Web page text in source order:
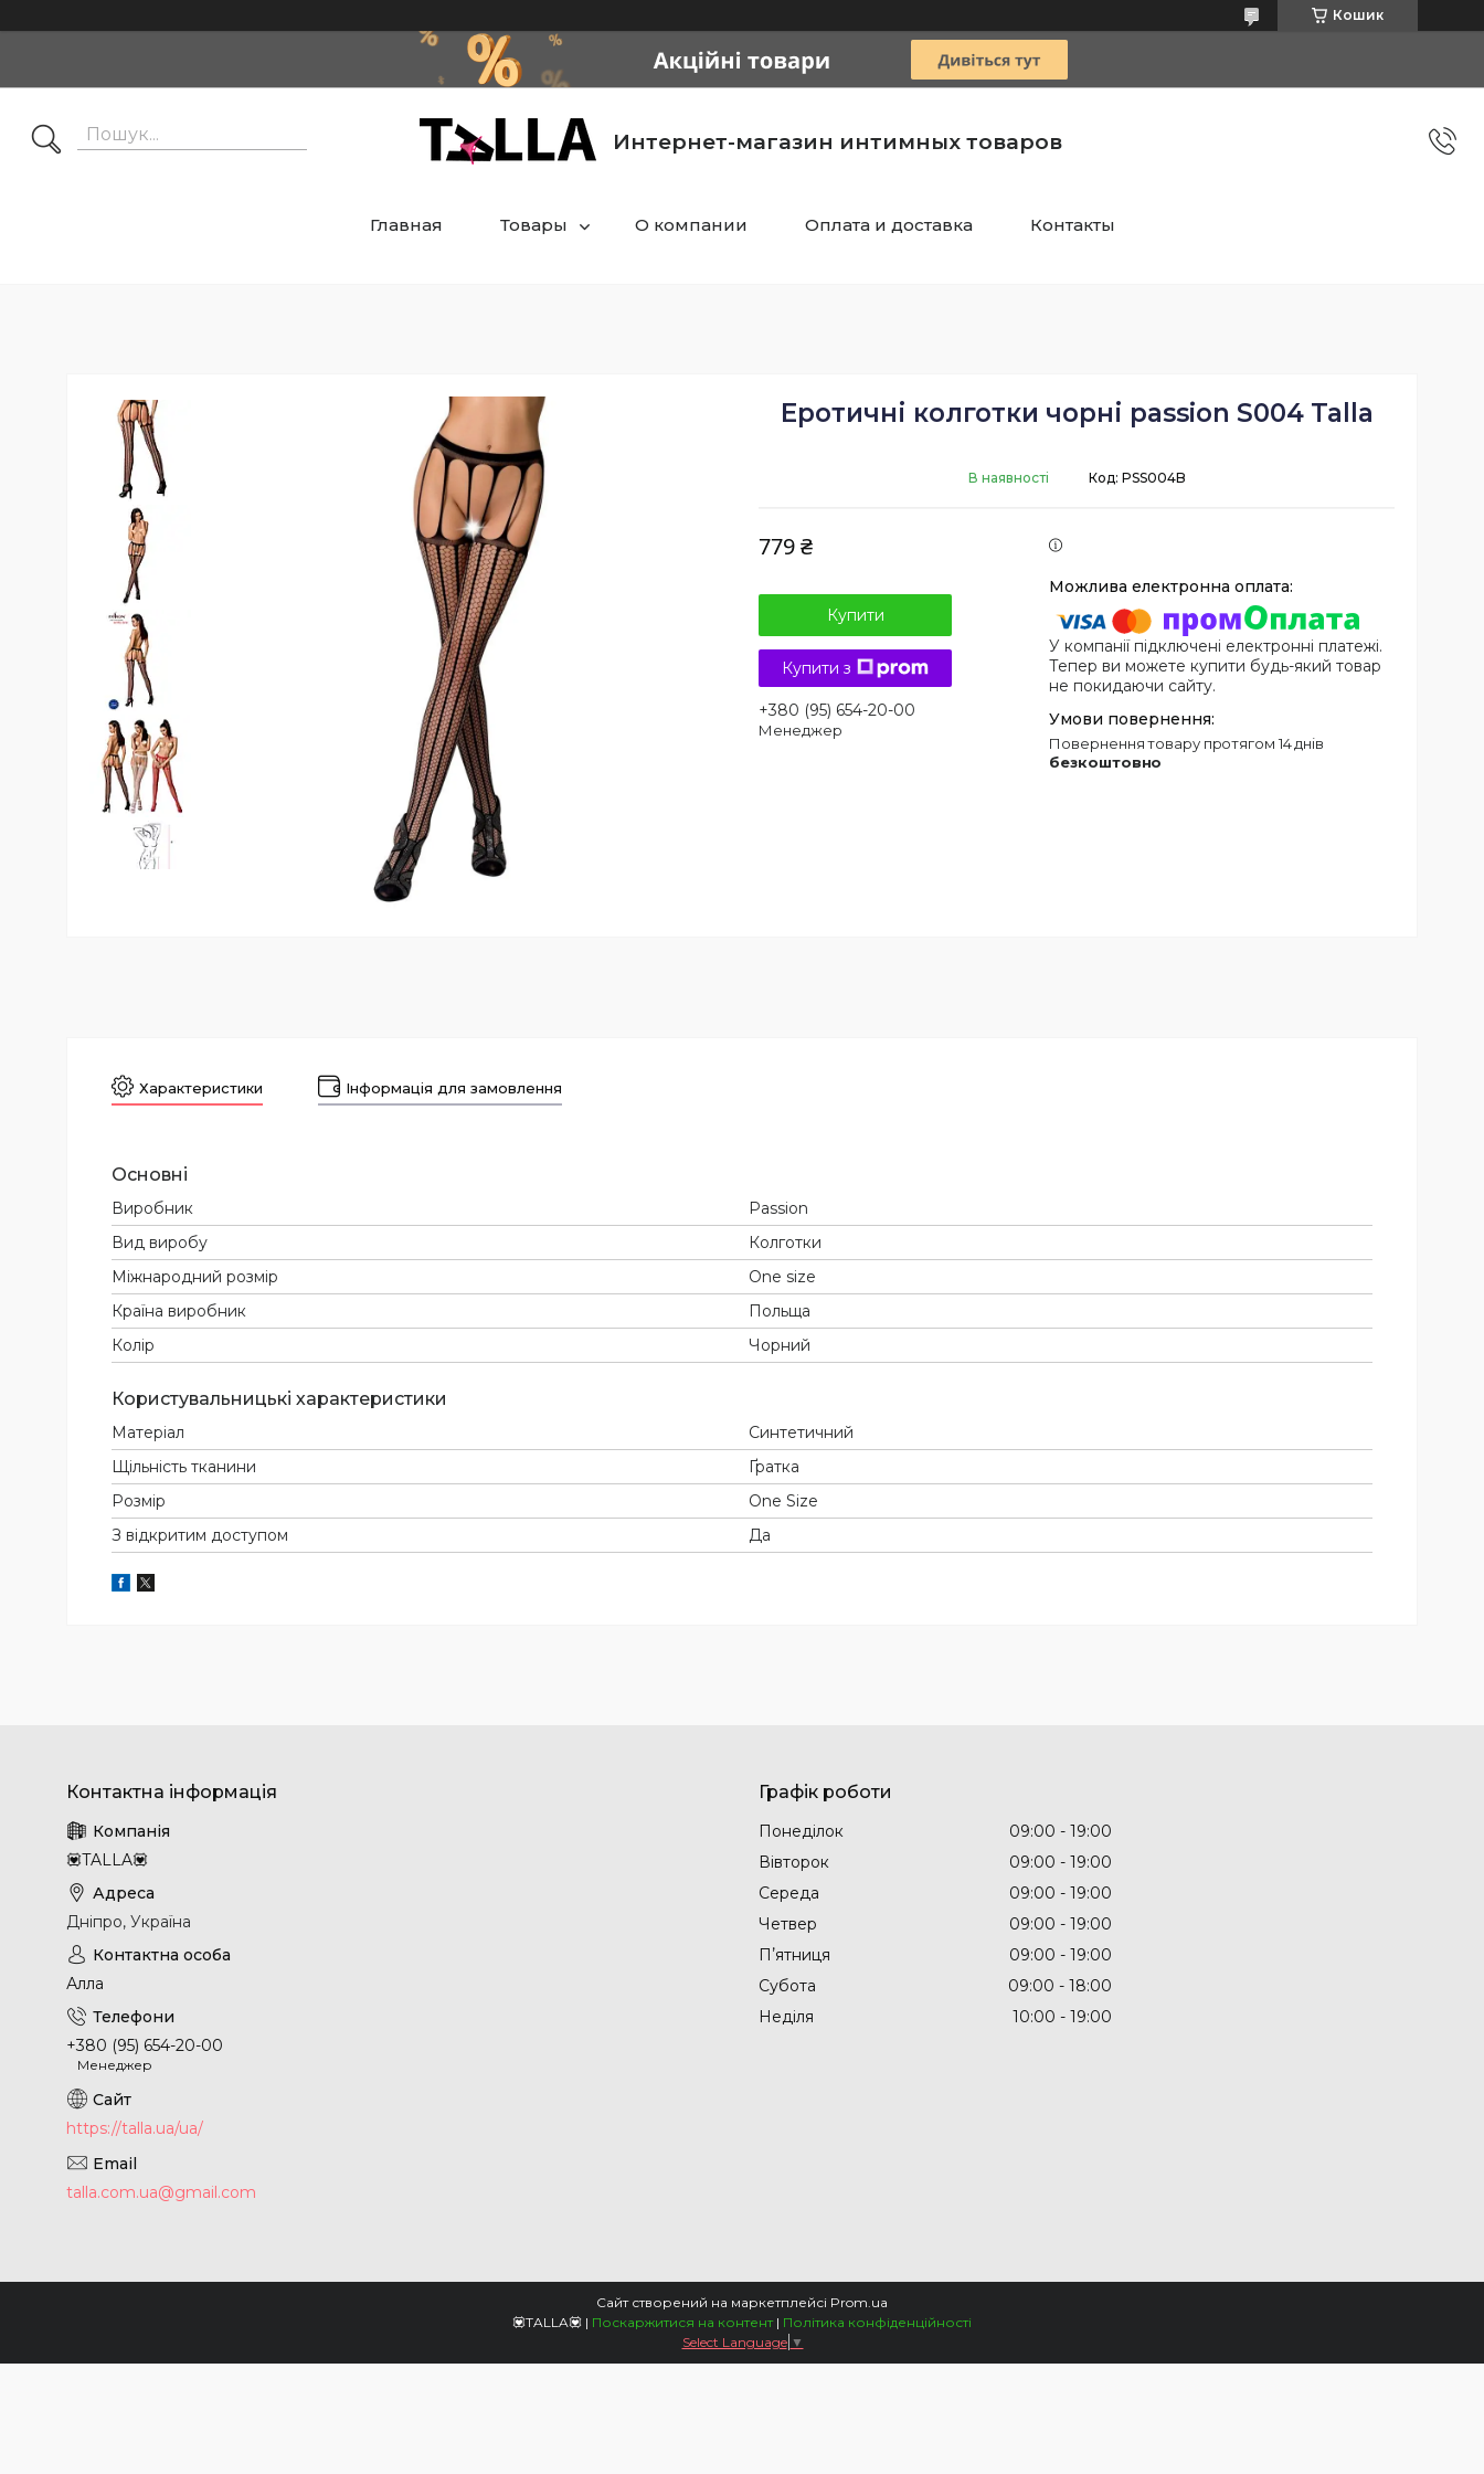
Кошик
Интернет-магазин интимных товаров
Главная Товары О компании Оплата и доставка Контакты
Еротичні колготки чорні passion S004 Talla
В наявності Код: PSS004B
779 ₴
Купити
Купити з
+380 (95) 654-20-00
Менеджер
У компанії підключені електронні платежі.
Тепер ви можете купити будь-який товар
не покидаючи сайту.
повернення товару протягом 14 днів
безкоштовно
Характеристики Інформація для замовлення
Основні
Виробник
Passion
Вид виробу
Колготки
Міжнародний розмір
One size
Країна виробник
Польща
Колір
Чорний
Користувальницькі характеристики
Матеріал
Синтетичний
Щільність тканини
Ґратка
Розмір
One Size
З відкритим доступом
Да
💟TALLA💟
Дніпро, Україна
Алла
+380 (95) 654-20-00
Менеджер
https://talla.ua/ua/
talla.com.ua@gmail.com
Графік роботи
Понеділок 09:00
19:00
Вівторок
09:00
19:00
Середа
09:00
19:00
Четвер
09:00
19:00
Пʼятниця
09:00
19:00
Субота
09:00
18:00
Неділя
10:00 19:00
Сайт створений на маркетплейсі Prom.ua
💟TALLA💟 | Поскаржитися на контент | Політика конфіденційності
Select Language ▼